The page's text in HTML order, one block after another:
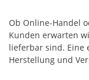
Ob Online-Handel
Kunden erwarten
lieferbar sind. Eine
Herstellung und